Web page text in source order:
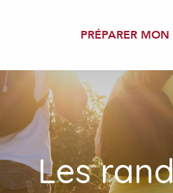
PRÉPARER MON
Les